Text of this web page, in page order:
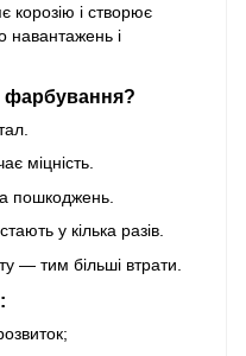
корозію і створює
навантажень і
фарбування?
міцність.
пошкоджень.
у кілька разів.
— тим більші втрати.